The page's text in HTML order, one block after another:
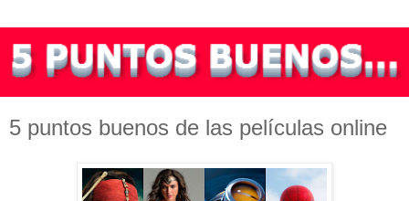
5 puntos buenos de las películas online